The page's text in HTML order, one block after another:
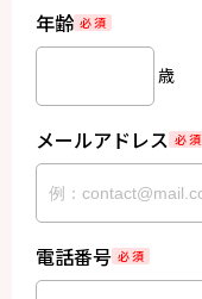
年齢 必 須
歳
メールアドレス 必 須
電話番号 必 須